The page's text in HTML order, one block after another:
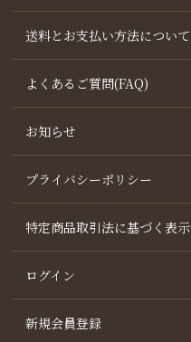
送料とお支払い方法について
よくあるご質問(FAQ)
お知らせ
プライバシーポリシー
特定商品取引法に基づく表示
ログイン
新規会員登録